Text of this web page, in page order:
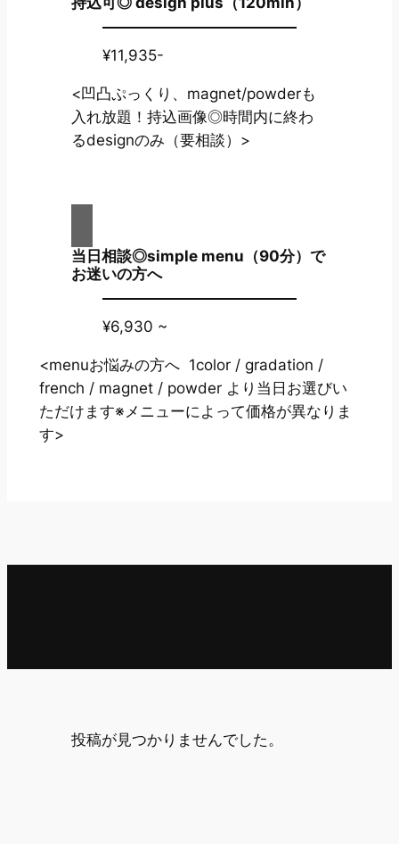
¥11,935-
<凹凸ぷっくり、magnet/powderも
入れ放題！持込画像◎時間内に終わ
るdesignのみ（要相談）>
当日相談◎simple menu（90分）で
お迷いの方へ
¥6,930 ~
<menuお悩みの方へ 1color / gradation /
french / magnet / powder より当日お選びい
ただけます※メニューによって価格が異なりま
す>
投稿が見つかりませんでした。